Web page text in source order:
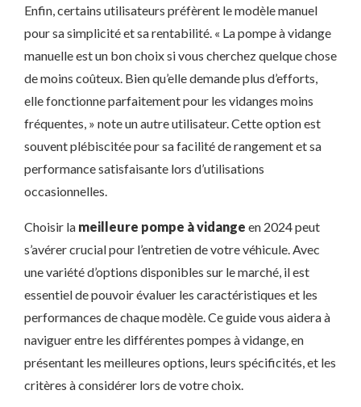
Enfin, certains utilisateurs préfèrent le modèle manuel
pour sa simplicité et sa rentabilité. « La pompe à vidange
manuelle est un bon choix si vous cherchez quelque chose
de moins coûteux. Bien qu’elle demande plus d’efforts,
elle fonctionne parfaitement pour les vidanges moins
fréquentes, » note un autre utilisateur. Cette option est
souvent plébiscitée pour sa facilité de rangement et sa
performance satisfaisante lors d’utilisations
occasionnelles.
Choisir la meilleure pompe à vidange en 2024 peut
s’avérer crucial pour l’entretien de votre véhicule. Avec
une variété d’options disponibles sur le marché, il est
essentiel de pouvoir évaluer les caractéristiques et les
performances de chaque modèle. Ce guide vous aidera à
naviguer entre les différentes pompes à vidange, en
présentant les meilleures options, leurs spécificités, et les
critères à considérer lors de votre choix.